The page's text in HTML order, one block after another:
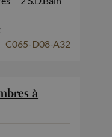
C065-D08-A32
à